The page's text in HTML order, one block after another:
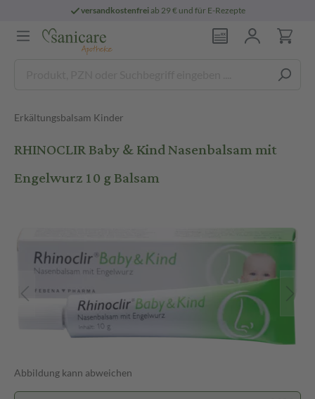
versandkostenfreiab 29 € und für E-Rezepte
Erkältungsbalsam Kinder
RHINOCLIR Baby & Kind Nasenbalsam mit
Engelwurz 10 g Balsam
Abbildung kann abweichen